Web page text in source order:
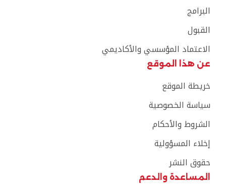
البرامج
القبول
الاعتماد المؤسسي والأكاديمي
عن هذا الموقع
خريطة الموقع
سياسة الخصوصية
الشروط والأحكام
إخلاء المسؤولية
حقوق النشر
المساعدة والدعم